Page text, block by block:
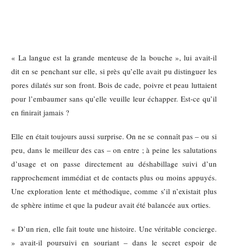
« La langue est la grande menteuse de la bouche », lui avait-il
dit en se penchant sur elle, si près qu’elle avait pu distinguer les
pores dilatés sur son front. Bois de cade, poivre et peau luttaient
pour l’embaumer sans qu’elle veuille leur échapper. Est-ce qu’il
en finirait jamais ?
Elle en était toujours aussi surprise. On ne se connaît pas – ou si
peu, dans le meilleur des cas – on entre ; à peine les salutations
d’usage et on passe directement au déshabillage suivi d’un
rapprochement immédiat et de contacts plus ou moins appuyés.
Une exploration lente et méthodique, comme s’il n’existait plus
de sphère intime et que la pudeur avait été balancée aux orties.
« D’un rien, elle fait toute une histoire. Une véritable concierge.
» avait-il poursuivi en souriant – dans le secret espoir de